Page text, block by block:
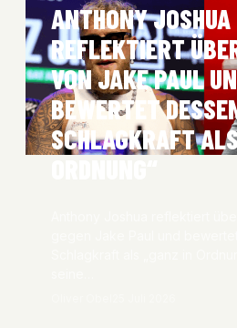
ANTHONY JOSHUA
REFLEKTIERT
VON JAKE PAUL
BEWERTET
SCHLAGKRAFT